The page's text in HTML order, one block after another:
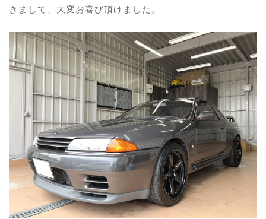
きまして、大変お喜び頂けました。